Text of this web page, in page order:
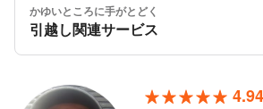
かゆいところに手がとどく
引越し関連サービス
4.94